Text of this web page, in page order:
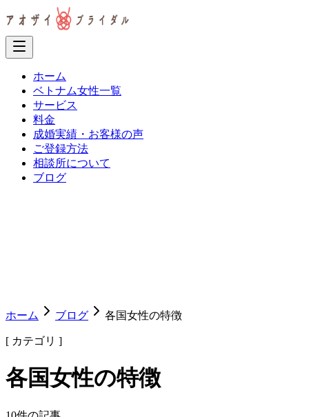
ホーム
ベトナム女性一覧
サービス
料金
成婚実績・お客様の声
ご登録方法
相談所について
ブログ
ホーム ブログ 各国女性の特徴
[ カテゴリ ]
各国女性の特徴